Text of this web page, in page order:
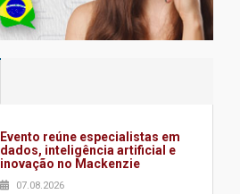
Evento reúne especialistas em
dados, inteligência artificial e
inovação no Mackenzie
07.08.2026